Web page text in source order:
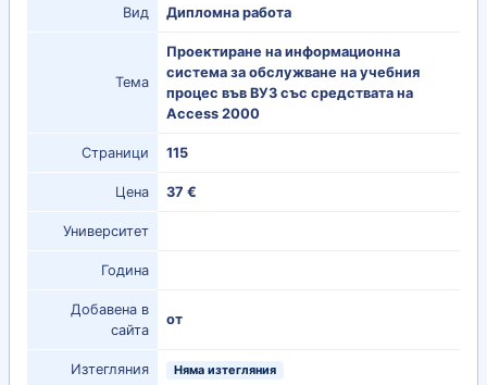
Вид Дипломна работа
Тема
Проектиране на информационна
система за обслужване на учебния
процес във ВУЗ със средствата на
Access 2000
Страници 115
Цена 37 €
Университет
Година
Добавена в
сайта
от
Изтегляния Няма изтегляния